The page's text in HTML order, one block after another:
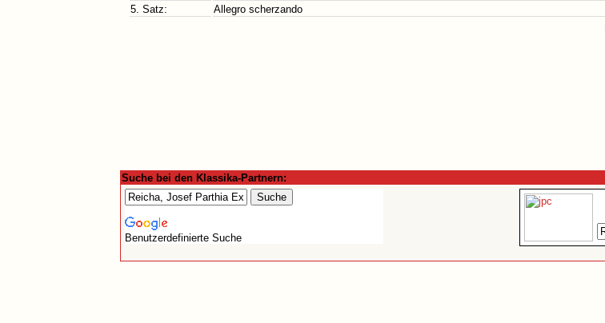
5. Satz:
Allegro scherzando
Suche bei den Klassika-Partnern:
Benutzerdefinierte Suche